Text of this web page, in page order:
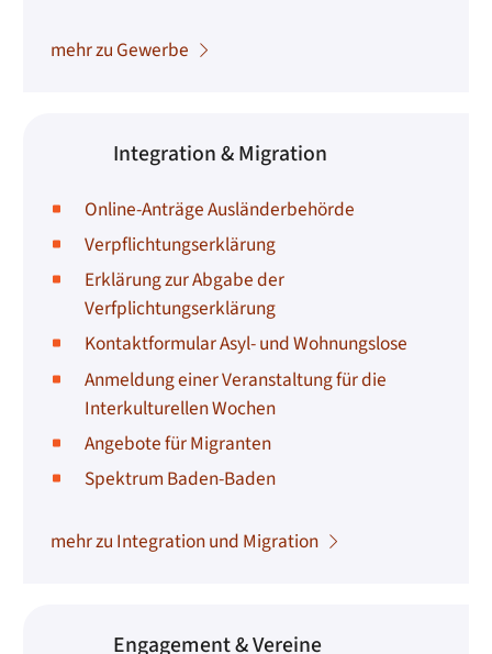
mehr zu Gewerbe
Integration & Migration
Online-Anträge Ausländerbehörde
Verpflichtungserklärung
Erklärung zur Abgabe der
Verfplichtungserklärung
Kontaktformular Asyl- und Wohnungslose
Anmeldung einer Veranstaltung für die
Interkulturellen Wochen
Angebote für Migranten
Spektrum Baden-Baden
mehr zu Integration und Migration
Engagement & Vereine